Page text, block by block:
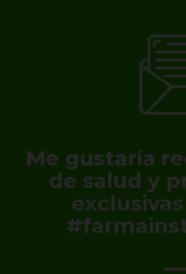
Me gustaría
de salud y